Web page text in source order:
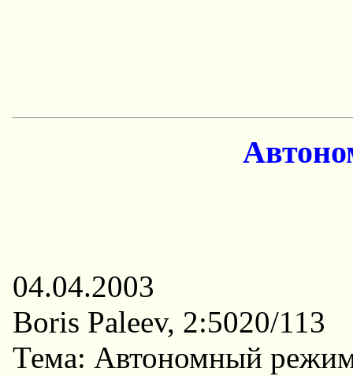
04.04.2003
Boris Paleev, 2:5020/113
Тема: Автономный